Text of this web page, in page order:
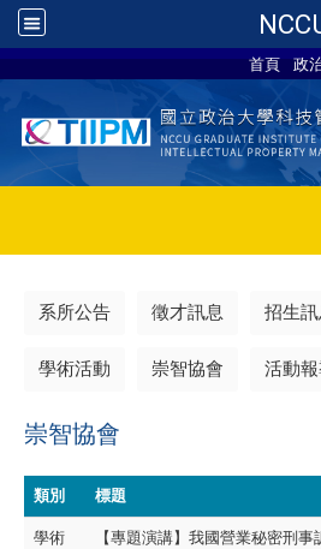
首頁 政
系所公告 徵才訊息 招生
學術活動 崇智協會 活動
崇智協會
類別 標題
學術
【專題演講】我國營業秘密刑